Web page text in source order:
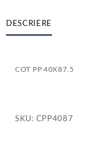
DESCRIERE
COT PP 40X87.5
SKU: CPP4087